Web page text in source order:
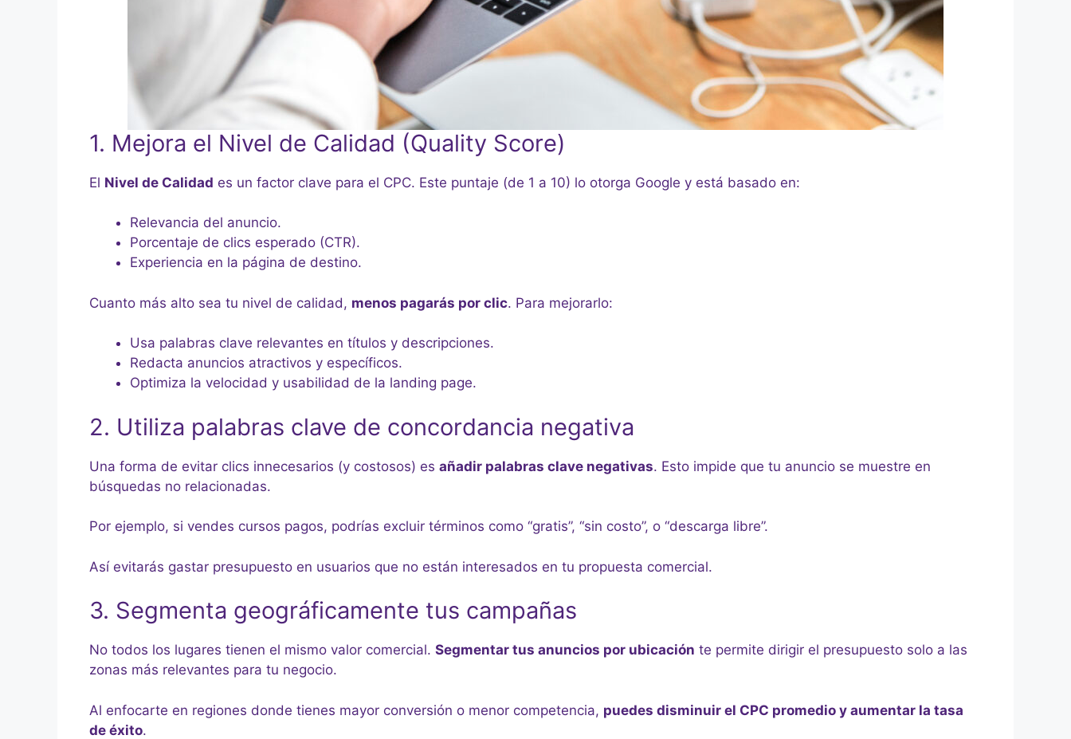
1. Mejora el Nivel de Calidad (Quality Score)
El Nivel de Calidad es un factor clave para el CPC. Este puntaje (de 1 a 10) lo otorga Google y está basado en:
Relevancia del anuncio.
Porcentaje de clics esperado (CTR).
Experiencia en la página de destino.
Cuanto más alto sea tu nivel de calidad, menos pagarás por clic. Para mejorarlo:
Usa palabras clave relevantes en títulos y descripciones.
Redacta anuncios atractivos y específicos.
Optimiza la velocidad y usabilidad de la landing page.
2. Utiliza palabras clave de concordancia negativa
Una forma de evitar clics innecesarios (y costosos) es añadir palabras clave negativas. Esto impide que tu anuncio se muestre en
búsquedas no relacionadas.
Por ejemplo, si vendes cursos pagos, podrías excluir términos como “gratis”, “sin costo”, o “descarga libre”.
Así evitarás gastar presupuesto en usuarios que no están interesados en tu propuesta comercial.
3. Segmenta geográficamente tus campañas
No todos los lugares tienen el mismo valor comercial. Segmentar tus anuncios por ubicación te permite dirigir el presupuesto solo a las
zonas más relevantes para tu negocio.
Al enfocarte en regiones donde tienes mayor conversión o menor competencia, puedes disminuir el CPC promedio y aumentar la tasa
de éxito.